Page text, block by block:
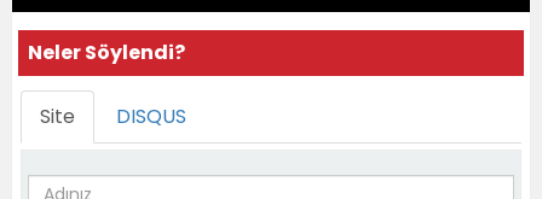
Neler Söylendi?
Site DISQUS